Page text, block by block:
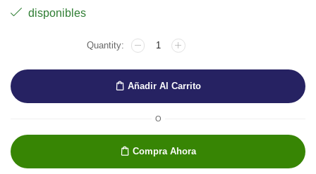
disponibles
CARTUCHERA
LARGA
NEGRO
SPEEDBALL
cantidad
Añadir Al Carrito
O
Compra Ahora